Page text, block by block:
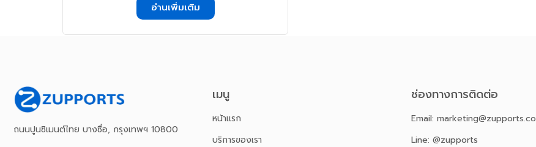
อ่านเพิ่มเติม
ถนนปูนซิเมนต์ไทย บางซื่อ, กรุงเทพฯ 10800
เมนู
หน้าเเรก
บริการของเรา
ช่องทางการติดต่อ
Email: marketing@zupports.co
Line: @zupports